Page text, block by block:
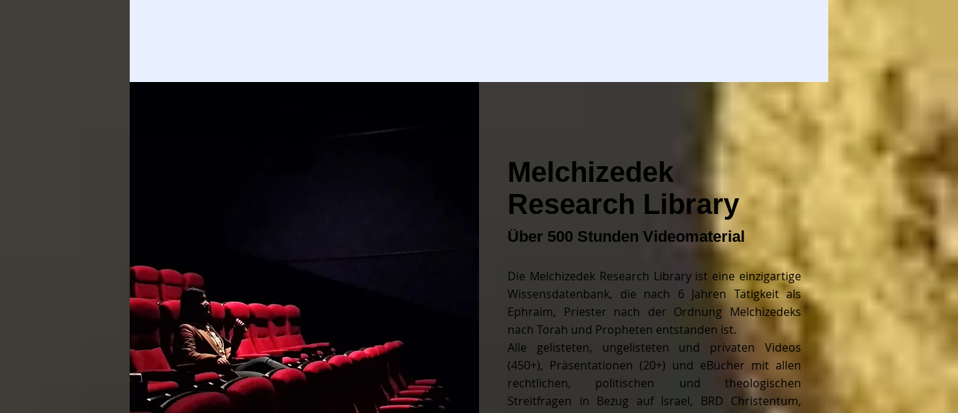
Melchizedek
Research Library
Über 500 Stunden Videomaterial
​Die Melchizedek Research Library ist eine einzigartige
Wissensdatenbank, die nach 6 Jahren Tätigkeit als
Ephraim, Priester nach der Ordnung Melchizedeks
nach Torah und Propheten entstanden ist.
Alle gelisteten, ungelisteten und privaten Videos
(450+), Präsentationen (20+) und eBücher mit allen
rechtlichen, politischen und theologischen
Streitfragen in Bezug auf Israel, BRD Christentum,